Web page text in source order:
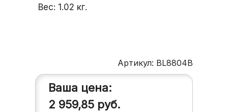
Вес: 1.02 кг.
Артикул: BL8804B
Ваша цена:
2 959,85 руб.